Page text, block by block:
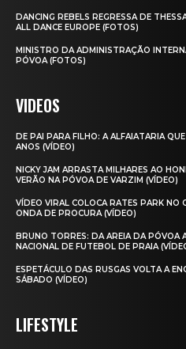
DANCING REBELS REGRESSA DE
ALL DANCE EUROPE (FOTOS)
MINISTRO DA ADMINISTRAÇÃO
PÓVOA (FOTOS)
VIDEOS
DE PAI PARA FILHO: A ALFAIATARIA
ANOS (VÍDEO)
NICKY JAM ARRASTA MILHARES AO
VERÃO NA PÓVOA DE VARZIM (VÍDEO)
VÍDEO VIRAL COLOCA RATES PARK NO
ONDA DE PROCURA (VÍDEO)
BRUNO TORRES: DA AREIA DA PÓVOA
NACIONAL DE FUTEBOL DE PRAIA
ESPETÁCULO DAS RUSGAS VOLTA A
SÁBADO (VÍDEO)
LIFESTYLE